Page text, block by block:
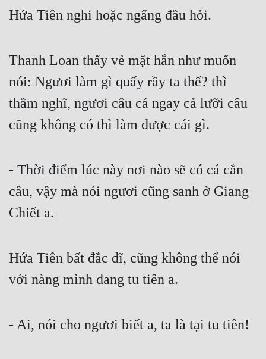
Hứa Tiên nghi hoặc ngẩng đầu hỏi.
Thanh Loan thấy vẻ mặt hắn như muốn
nói: Ngươi làm gì quấy rầy ta thế? thì
thầm nghĩ, ngươi câu cá ngay cả lưỡi câu
cũng không có thì làm được cái gì.
- Thời điểm lúc này nơi nào sẽ có cá cắn
câu, vậy mà nói ngươi cũng sanh ở Giang
Chiết a.
Hứa Tiên bất đắc dĩ, cũng không thể nói
với nàng mình đang tu tiên a.
- Ai, nói cho ngươi biết a, ta là tại tu tiên!